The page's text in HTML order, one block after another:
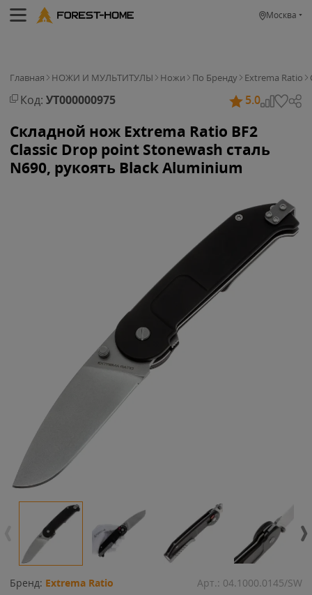
Москва
Главная НОЖИ И МУЛЬТИТУЛЫ Ножи По Бренду Extrema Ratio
Код: УТ000000975 5.0
Складной нож Extrema Ratio BF2
Classic Drop point Stonewash сталь
N690, рукоять Black Aluminium
Бренд: Extrema Ratio Арт.: 04.1000.0145/SW